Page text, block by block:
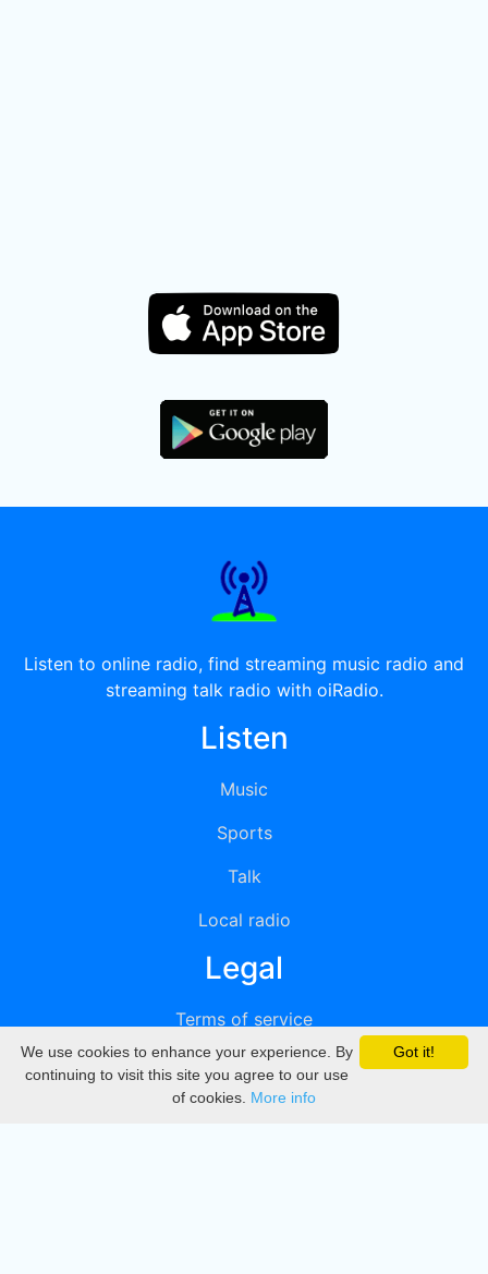
Listen to online radio, find streaming music radio and
streaming talk radio with oiRadio.
Listen
Music
Sports
Talk
Local radio
Legal
Terms of service
Privacy
DMCA
Got it!
We use cookies to enhance your experience. By
continuing to visit this site you agree to our use
of cookies. More info